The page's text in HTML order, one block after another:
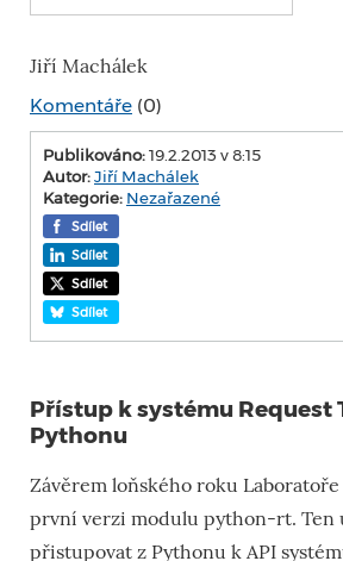
Jiří Machálek
Komentáře (0)
Publikováno:19.2.2013 v 8:15
Autor:Jiří Machálek
Kategorie: Nezařazené
Sdílet
Sdílet
Sdílet
Sdílet
Přístup k systému Request
Pythonu
Závěrem loňského roku Laboratoře
první verzi modulu python-rt. Ten
přistupovat z Pythonu k API